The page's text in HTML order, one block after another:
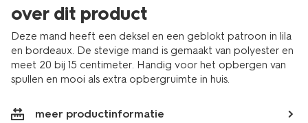
over dit product
Deze mand heeft een deksel en een geblokt patroon in lila
en bordeaux. De stevige mand is gemaakt van polyester en
meet 20 bij 15 centimeter. Handig voor het opbergen van
spullen en mooi als extra opbergruimte in huis.
meer productinformatie